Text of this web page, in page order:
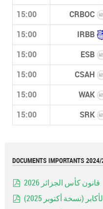
15:00 CRBOC
15:00 IRBB
15:00 ESB
15:00 CSAH
15:00 WAK
15:00 SRK
DOCUMENTS IMPORTANTS
قانون كأس الجزائر 2026
(نسخة أكتوبر 2025)